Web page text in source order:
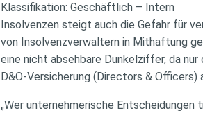
Klassifikation: Geschäftlich – Intern
Insolvenzen steigt auch die Gefahr für
von Insolvenzverwaltern in Mithaftung
eine nicht absehbare Dunkelziffer, da
D&O-Versicherung (Directors & Officers)
„Wer unternehmerische